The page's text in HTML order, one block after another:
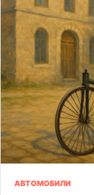
АВТОМОБИЛИ